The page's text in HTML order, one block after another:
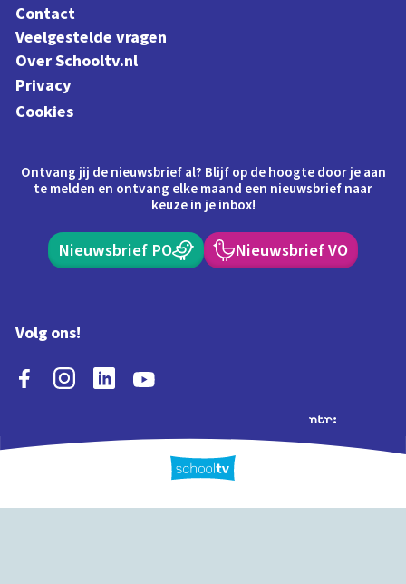
Contact
Veelgestelde vragen
Over Schooltv.nl
Privacy
Cookies
Ontvang jij de nieuwsbrief al? Blijf op de hoogte door je aan
te melden en ontvang elke maand een nieuwsbrief naar
keuze in je inbox!
Nieuwsbrief PO Nieuwsbrief VO
Volg ons!